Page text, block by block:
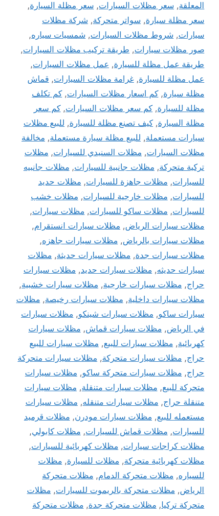
المعلقة, سعر مظلات السيارات, سعر مظلة السيارة,
سعر مظلة سيارة, سواتر متحركة, شركة مظلات
سيارات, شروط مظلات السيارات, شمسيات سياره,
صور مظلات سيارات, طريقة تركيب مظلات السيارات,
طريقة عمل مظلة للسيارة, عمل مظلات السيارات,
عمل مظلة للسيارة, غرامة مظلات السيارات, قماش
مظلة سيارة, كم اسعار مظلات السيارات, كم تكلف
مظلة للسيارة, كم سعر مظلات السيارات, كم سعر
مظلة السيارة, كيف تصنع مظلة للسيارة, للبيع مظلات
سيارات مستعملة, للبيع مظلة سيارة مستعملة, مخالفة
مظلات السيارات, مظلات السنيدي للسيارات, مظلات
تركية متحركة, مظلات جانبية للسيارات, مظلات جانبيه
للسيارات, مظلات جاهزة للسيارات, مظلات حديد
للسيارات, مظلات خارجية للسيارات, مظلات خشب
للسيارات, مظلات ساكو للسيارات, مظلات سيارات,
مظلات سيارات الرياض, مظلات سيارات انستقرام,
مظلات سيارات بالرياض, مظلات سيارات جاهزه,
مظلات سيارات جدة, مظلات سيارات حديثة, مظلات
سيارات حديثه, مظلات سيارات حديد, مظلات سيارات
حراج, مظلات سيارات خارجية, مظلات سيارات خشبية,
مظلات سيارات داخلية, مظلات سيارات رخيصة, مظلات
سيارات ساكو, مظلات سيارات شينكو, مظلات سيارات
في الرياض, مظلات سيارات قماش, مظلات سيارات
كهربائية, مظلات سيارات للبيع, مظلات سيارات للبيع
حراج, مظلات سيارات متحركة, مظلات سيارات متحركة
حراج, مظلات سيارات متحركة ساكو, مظلات سيارات
متحركة للبيع, مظلات سيارات متنقلة, مظلات سيارات
متنقلة حراج, مظلات سيارات متنقله, مظلات سيارات
مستعمله للبيع, مظلات سيارات مودرن, مظلات قرميد
للسيارات, مظلات قماش للسيارات, مظلات كابولي,
مظلات كراجات سيارات, مظلات كهربائية للسيارات,
مظلات كهربائية متحركة, مظلات للسيارة, مظلات
للسياره, مظلات متحركة الدمام, مظلات متحركة
الرياض, مظلات متحركة بالريموت للسيارات, مظلات
متحركة تركيا, مظلات متحركة جدة, مظلات متحركة